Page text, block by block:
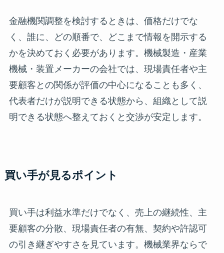
金融機関調整を検討するときは、価格だけでな
く、誰に、どの順番で、どこまで情報を開示する
かを決めておく必要があります。機械製造・産業
機械・装置メーカーの会社では、現場責任者や主
要顧客との関係が評価の中心になることも多く、
代表者だけが説明できる状態から、組織として説
明できる状態へ整えておくと交渉が安定します。
買い手が見るポイント
買い手は利益水準だけでなく、売上の継続性、主
要顧客の分散、現場責任者の有無、契約や許認可
の引き継ぎやすさを見ています。機械業界ならで